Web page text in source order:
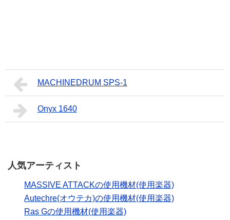
MACHINEDRUM SPS-1
Onyx 1640
人気アーティスト
MASSIVE ATTACKの使用機材(使用楽器)
Autechre(オウテカ)の使用機材(使用楽器)
Ras Gの使用機材(使用楽器)